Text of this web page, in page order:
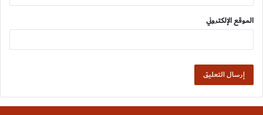
الموقع الإلكتروني